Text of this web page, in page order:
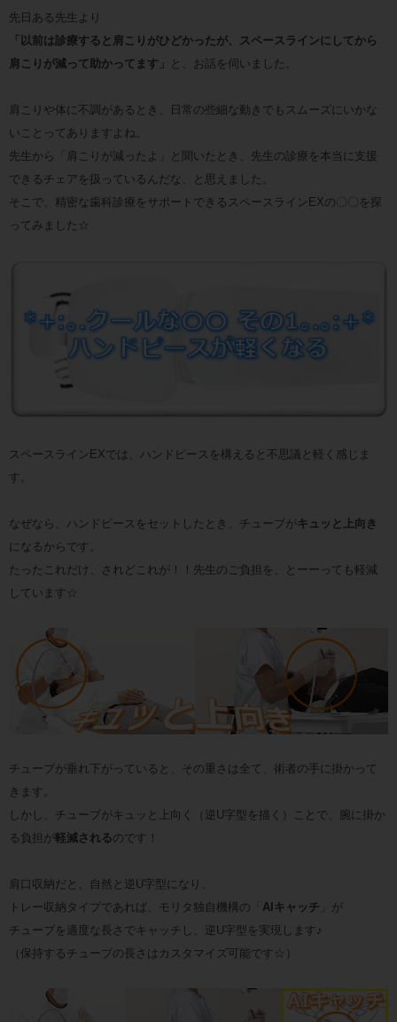
先日ある先生より
「以前は診療すると肩こりがひどかったが、スペースラインにしてから
肩こりが減って助かってます」 と、お話を伺いました。
肩こりや体に不調があるとき、日常の些細な動きでもスムーズにいかな
いことってありますよね。
先生から「肩こりが減ったよ」と聞いたとき、先生の診療を本当に支援
できるチェアを扱っているんだな、と思えました。
そこで、精密な歯科診療をサポートできるスペースラインEXの〇〇を探
ってみました☆
スペースラインEXでは、ハンドピースを構えると不思議と軽く感じま
す。
なぜなら、ハンドピースをセットしたとき、チューブがキュッと上向き
になるからです。
たったこれだけ、されどこれが！！先生のご負担を、とーーっても軽減
しています☆
チューブが垂れ下がっていると、その重さは全て、術者の手に掛かって
きます。
しかし、チューブがキュッと上向く（逆U字型を描く）ことで、腕に掛か
る負担が軽減されるのです！
肩口収納だと、自然と逆U字型になり、
トレー収納タイプであれば、モリタ独自機構の「 AIキャッチ 」が
チューブを適度な長さでキャッチし、逆U字型を実現します♪
（保持するチューブの長さはカスタマイズ可能です☆）